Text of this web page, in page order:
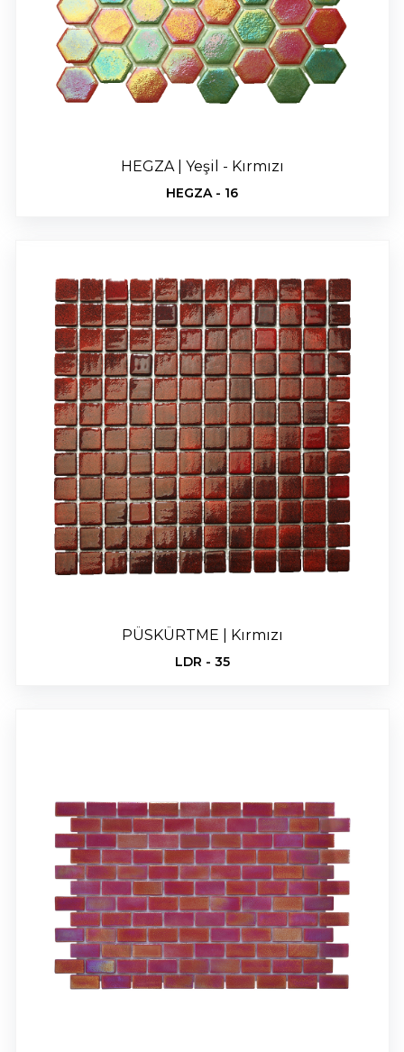
HEGZA | Yeşil - Kırmızı
HEGZA - 16
PÜSKÜRTME | Kırmızı
LDR - 35